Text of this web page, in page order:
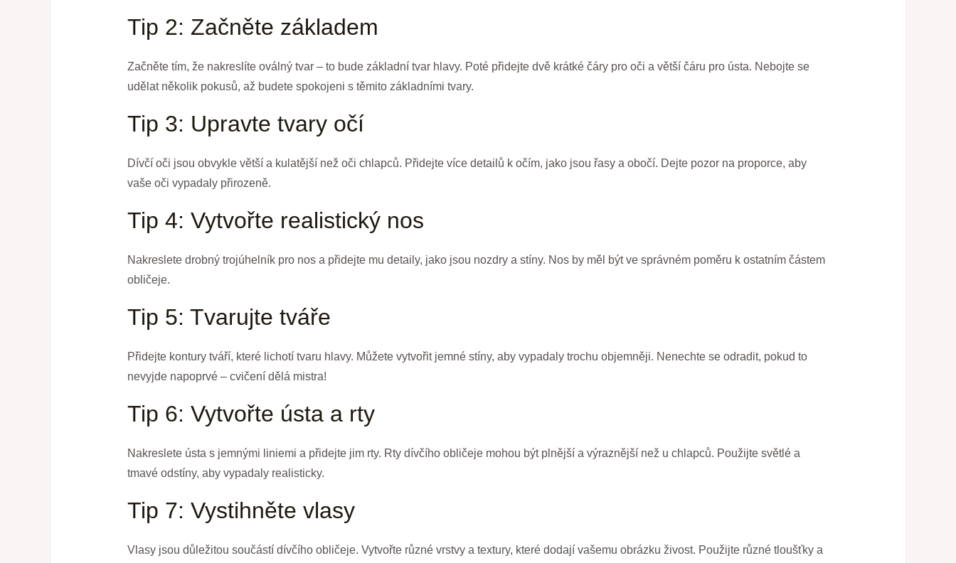
Tip 2: Začněte základem
Začněte tím, že nakreslíte oválný tvar – to bude základní tvar hlavy. Poté přidejte dvě krátké čáry pro oči a větší čáru pro ústa. Nebojte se
udělat několik pokusů, až budete spokojeni s těmito základními tvary.
Tip 3: Upravte tvary očí
Dívčí oči jsou obvykle větší a kulatější než oči chlapců. Přidejte více detailů k očím, jako jsou řasy a obočí. Dejte pozor na proporce, aby
vaše oči vypadaly přirozeně.
Tip 4: Vytvořte realistický nos
Nakreslete drobný trojúhelník pro nos a přidejte mu detaily, jako jsou nozdry a stíny. Nos by měl být ve správném poměru k ostatním částem
obličeje.
Tip 5: Tvarujte tváře
Přidejte kontury tváří, které lichotí tvaru hlavy. Můžete vytvořit jemné stíny, aby vypadaly trochu objemněji. Nenechte se odradit, pokud to
nevyjde napoprvé – cvičení dělá mistra!
Tip 6: Vytvořte ústa a rty
Nakreslete ústa s jemnými liniemi a přidejte jim rty. Rty dívčího obličeje mohou být plnější a výraznější než u chlapců. Použijte světlé a
tmavé odstíny, aby vypadaly realisticky.
Tip 7: Vystihněte vlasy
Vlasy jsou důležitou součástí dívčího obličeje. Vytvořte různé vrstvy a textury, které dodají vašemu obrázku živost. Použijte různé tloušťky a